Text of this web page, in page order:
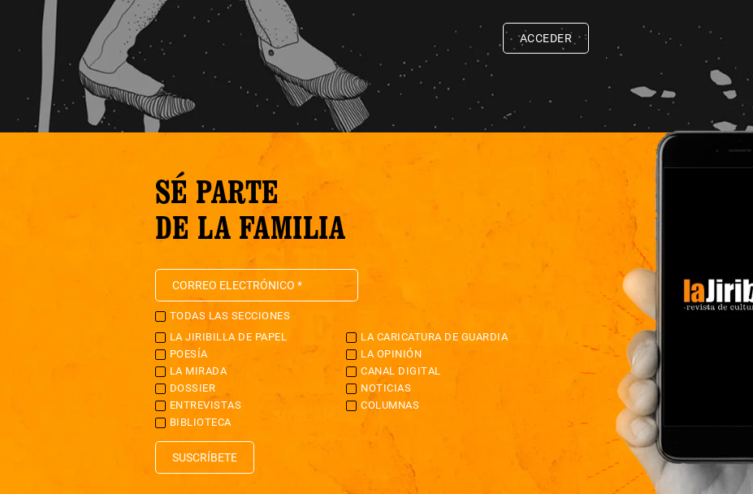
ACCEDER
SÉ PARTE
DE LA FAMILIA
TODAS LAS SECCIONES
LA JIRIBILLA DE PAPEL
LA CARICATURA DE GUARDIA
POESÍA
LA OPINIÓN
LA MIRADA
CANAL DIGITAL
DOSSIER
NOTICIAS
ENTREVISTAS
COLUMNAS
BIBLIOTECA
SUSCRÍBETE